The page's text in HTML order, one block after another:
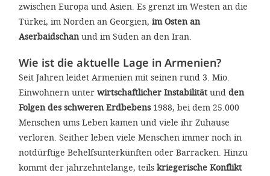
zwischen Europa und Asien. Es grenzt im Westen an die
Türkei, im Norden an Georgien, im Osten an
Aserbaidschanund im Süden an den Iran.
Wie ist die aktuelle Lage in Armenien?
Seit Jahren leidet Armenien mit seinen rund 3. Mio.
Einwohnern unter wirtschaftlicher Instabilitätund den
Folgen des schweren Erdbebens1988, bei dem 25.000
Menschen ums Leben kamen und viele ihr Zuhause
verloren. Seither leben viele Menschen immer noch in
notdürftige Behelfsunterkünften oder Barracken. Hinzu
kommt der jahrzehntelange, teils kriegerische Konflikt
Impressum